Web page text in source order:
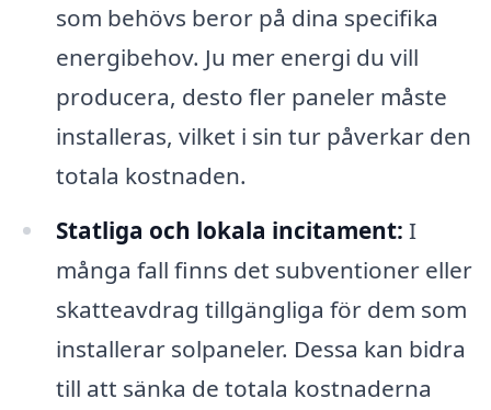
som behövs beror på dina specifika
energibehov. Ju mer energi du vill
producera, desto fler paneler måste
installeras, vilket i sin tur påverkar den
totala kostnaden.
Statliga och lokala incitament: I
många fall finns det subventioner eller
skatteavdrag tillgängliga för dem som
installerar solpaneler. Dessa kan bidra
till att sänka de totala kostnaderna